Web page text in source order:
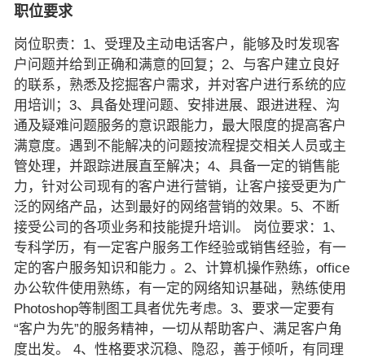
职位要求
岗位职责：1、受理及主动电话客户，能够及时发现客
户问题并给到正确和满意的回复；2、与客户建立良好
的联系，熟悉及挖掘客户需求，并对客户进行系统的应
用培训；3、具备处理问题、安排进展、跟进进程、沟
通及疑难问题服务的意识跟能力，最大限度的提高客户
满意度。遇到不能解决的问题按流程提交相关人员或主
管处理，并跟踪进展直至解决；4、具备一定的销售能
力，针对公司现有的客户进行营销，让客户接受更为广
泛的网络产品，达到最好的网络营销的效果。5、不断
接受公司的各项业务和技能提升培训。 岗位要求：1、
专科学历，有一定客户服务工作经验或销售经验，有一
定的客户服务知识和能力 。2、计算机操作熟练，office
办公软件使用熟练，有一定的网络知识基础，熟练使用
Photoshop等制图工具者优先考虑。3、要求一定要有
“客户为先”的服务精神，一切从帮助客户、满足客户角
度出发。 4、性格要求沉稳、隐忍，善于倾听，有同理